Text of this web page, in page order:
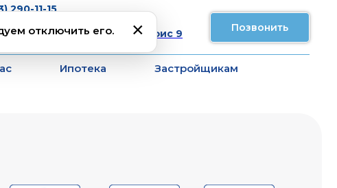
отключить его. ×
290-11-15
ул. Сельская, 11, офис 9
Позвонить
Ипотека
Застройщикам